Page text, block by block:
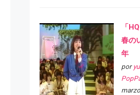
「
春の
年
por